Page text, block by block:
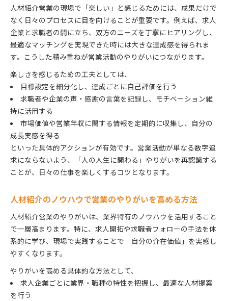
向いてる人が知る人材紹介営業のヒント集
人材紹介営業に向いてる人が実践するノウハウ
人材紹介営業で成果を出す人の思考と行動習慣
人材紹介営業が楽しいと感じる人の共通点
人材紹介営業コツと向いてる人の見分け方
市場価値を高める人材紹介営業の実践技術
人材紹介営業で市場価値を上げる具体的な方法
人材紹介営業スキル習得で市場価値を高める秘訣
人材紹介営業の実践技術と成長のステップ
人材紹介求人開拓で市場価値を高めるポイント
人材紹介営業で年収アップを目指す技術習得
人材紹介営業で年収を上げるための戦略
人材紹介営業で年収アップを叶える考え方
人材紹介営業年収を伸ばすための具体策
人材紹介営業で高年収を目指す重要ポイント
きついを乗り越えた人材紹介営業の成功体験
人材紹介営業のきつい時期を乗り越える秘訣
人材紹介営業の現場で「楽しい」と感じるためには、成果だけで
なく日々のプロセスに目を向けることが重要です。例えば、求人
企業と求職者の間に立ち、双方のニーズを丁寧にヒアリングし、
最適なマッチングを実現できた時には大きな達成感を得られま
す。こうした積み重ねが営業活動のやりがいにつながります。
楽しさを感じるための工夫としては、
目標設定を細分化し、達成ごとに自己評価を行う
求職者や企業の声・感謝の言葉を記録し、モチベーション維
持に活用する
市場価値や営業年収に関する情報を定期的に収集し、自分の
成長実感を得る
といった具体的アクションが有効です。営業活動が単なる数字追
求にならないよう、「人の人生に関わる」やりがいを再認識する
ことが、日々の仕事を楽しくするコツとなります。
人材紹介のノウハウで営業のやりがいを高める方法
人材紹介営業のやりがいは、業界特有のノウハウを活用すること
で一層高まります。特に、求人開拓や求職者フォローの手法を体
系的に学び、現場で実践することで「自分の介在価値」を実感し
やすくなります。
やりがいを高める具体的な方法として、
求人企業ごとに業界・職種の特性を把握し、最適な人材提案
を行う